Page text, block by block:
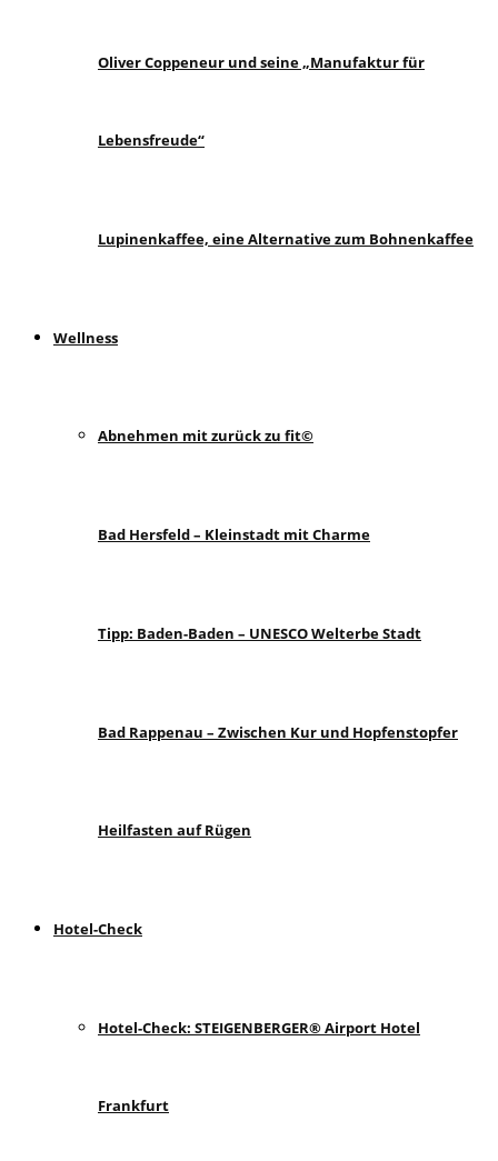
Oliver Coppeneur und seine „Manufaktur für
Lebensfreude“
Lupinenkaffee, eine Alternative zum Bohnenkaffee
Wellness
Abnehmen mit zurück zu fit©
Bad Hersfeld – Kleinstadt mit Charme
Tipp: Baden-Baden – UNESCO Welterbe Stadt
Bad Rappenau – Zwischen Kur und Hopfenstopfer
Heilfasten auf Rügen
Hotel-Check
Hotel-Check: STEIGENBERGER® Airport Hotel
Frankfurt